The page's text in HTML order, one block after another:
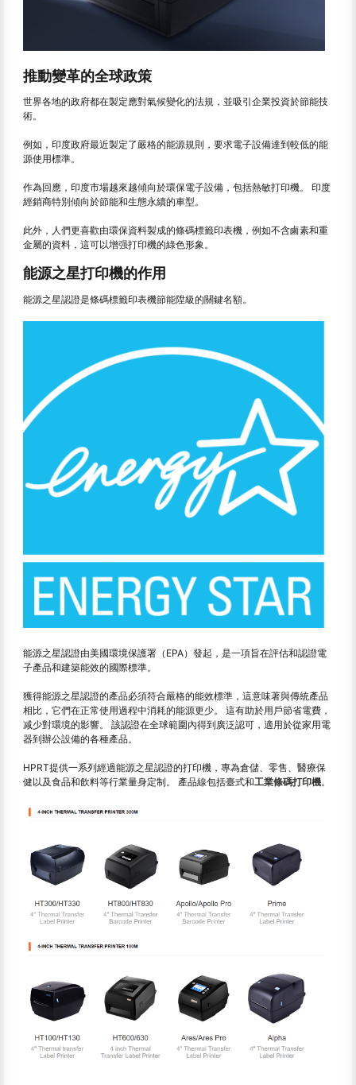
推動變革的全球政策
世界各地的政府都在製定應對氣候變化的法規，並吸引企業投資於節能技
術。
例如，印度政府最近製定了嚴格的能源規則，要求電子設備達到較低的能
源使用標準。
作為回應，印度市場越來越傾向於環保電子設備，包括熱敏打印機。 印度
經銷商特別傾向於節能和生態永續的車型。
此外，人們更喜歡由環保資料製成的條碼標籤印表機，例如不含鹵素和重
金屬的資料，這可以增强打印機的綠色形象。
能源之星打印機的作用
能源之星認證是條碼標籤印表機節能陞級的關鍵名額。
能源之星認證由美國環境保護署（EPA）發起，是一項旨在評估和認證電
子產品和建築能效的國際標準。
獲得能源之星認證的產品必須符合嚴格的能效標準，這意味著與傳統產品
相比，它們在正常使用過程中消耗的能源更少。 這有助於用戶節省電費，
减少對環境的影響。 該認證在全球範圍內得到廣泛認可，適用於從家用電
器到辦公設備的各種產品。
HPRT提供一系列經過能源之星認證的打印機，專為倉儲、零售、醫療保
健以及食品和飲料等行業量身定制。 產品線包括臺式和工業條碼打印機。